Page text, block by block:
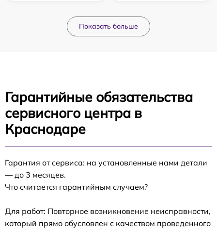
Показать больше
Гарантийные обязательства
сервисного центра в
Краснодаре
Гарантия от сервиса: на установленные нами детали
— до 3 месяцев.
Что считается гарантийным случаем?
Для работ: Повторное возникновение неисправности,
который прямо обусловлен с качеством проведенного